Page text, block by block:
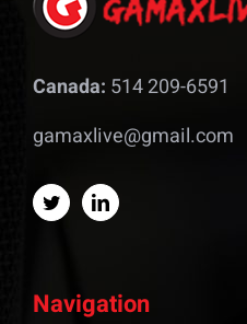
Canada: 514 209-6591
gamaxlive@gmail.com
Navigation